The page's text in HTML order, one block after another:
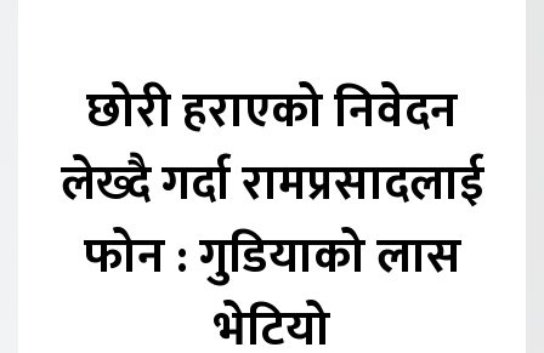
छोरी हराएको निवेदन
लेख्दै गर्दा रामप्रसादलाई
फोन : गुडियाको लास
भेटियो